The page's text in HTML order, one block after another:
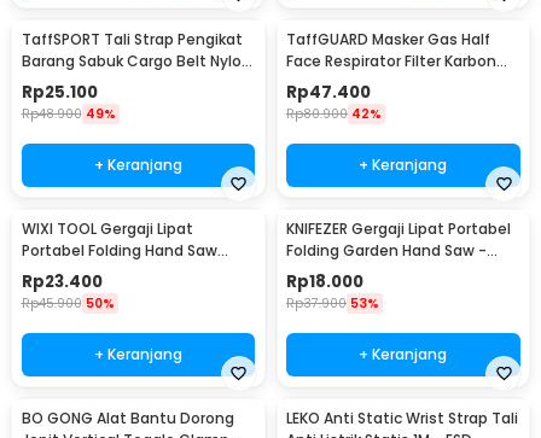
TaffSPORT Tali Strap Pengikat
Barang Sabuk Cargo Belt Nylon
5M - XR2
Rp25.100
Rp48.900 49%
+ Keranjang
TaffGUARD Masker Gas Half
Face Respirator Filter Karbon
Aktif KN95 - 6200
Rp47.400
Rp80.900 42%
+ Keranjang
WIXI TOOL Gergaji Lipat
Portabel Folding Hand Saw
39cm - JSZ-002
Rp23.400
Rp45.900 50%
+ Keranjang
KNIFEZER Gergaji Lipat Portabel
Folding Garden Hand Saw -
LA145
Rp18.000
Rp37.900 53%
+ Keranjang
BO GONG Alat Bantu Dorong
LEKO Anti Static Wrist Strap Tali